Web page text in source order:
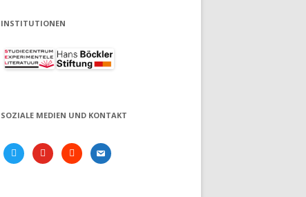
INSTITUTIONEN
SOZIALE MEDIEN UND KONTAKT
twitter youtubesoundcloud
email